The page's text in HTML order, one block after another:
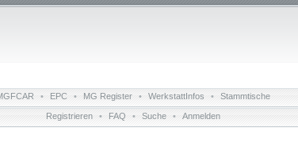
• EPC • MG Register • WerkstattInfos • Stammtische
Registrieren • FAQ • Suche • Anmelden